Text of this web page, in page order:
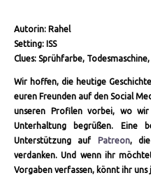
Autorin: Rahel
Setting: ISS
Clues: Sprühfarbe,
Wir hoffen, die heutige
euren Freunden auf den Social
unseren Profilen vorbei, wo
Unterhaltung begrüßen. Eine
Unterstützung auf
Patreon,
verdanken. Und wenn ihr
Vorgaben verfassen, könnt ihr